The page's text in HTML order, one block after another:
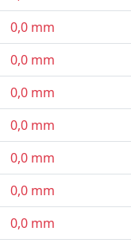
0,0 mm
0,0 mm
0,0 mm
0,0 mm
0,0 mm
0,0 mm
0,0 mm